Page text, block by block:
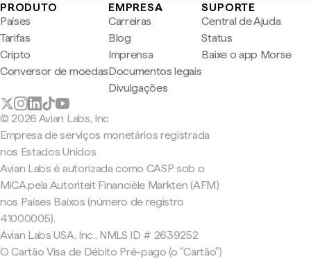
PRODUTO
Países
Tarifas
Cripto
Conversor de moedas
EMPRESA
Carreiras
Blog
Imprensa
Documentos legais
Divulgações
SUPORTE
Central de Ajuda
Status
Baixe o app Morse
© 2026 Avian Labs, Inc
Empresa de serviços monetários registrada
nos Estados Unidos
Avian Labs é autorizada como CASP sob o
MiCA pela Autoriteit Financiële Markten (AFM)
nos Países Baixos (número de registro
41000005).
Avian Labs USA, Inc., NMLS ID # 2639252
O Cartão Visa de Débito Pré-pago (o "Cartão")